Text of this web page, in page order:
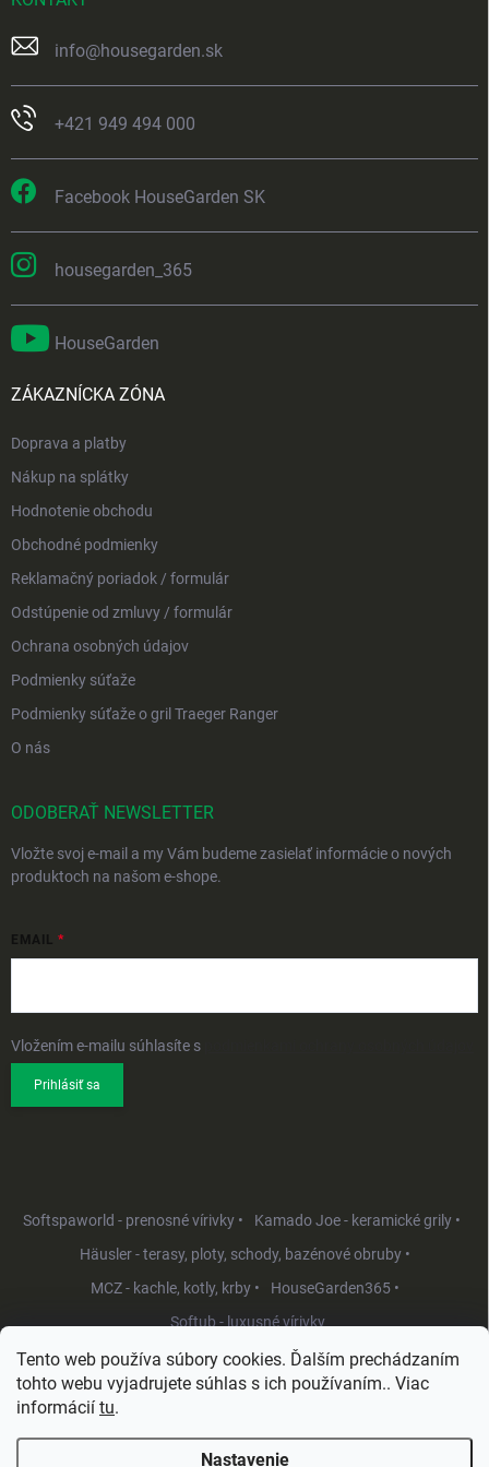
Tento web používa súbory cookies. Ďalším prechádzaním
tohto webu vyjadrujete súhlas s ich používaním.. Viac
informácií tu.
Nastavenie
info@housegarden.sk
+421 949 494 000
Facebook HouseGarden SK
housegarden_365
HouseGarden
ZÁKAZNÍCKA ZÓNA
Doprava a platby
Nákup na splátky
Hodnotenie obchodu
Obchodné podmienky
Reklamačný poriadok / formulár
Odstúpenie od zmluvy / formulár
Ochrana osobných údajov
Podmienky súťaže
Podmienky súťaže o gril Traeger Ranger
O nás
ODOBERAŤ NEWSLETTER
Vložte svoj e-mail a my Vám budeme zasielať informácie o nových
produktoch na našom e-shope.
EMAIL
Vložením e-mailu súhlasíte s
Prihlásiť sa
Softspaworld - prenosné vírivky •
Kamado Joe - keramické grily •
Häusler - terasy, ploty, schody, bazénové obruby •
MCZ - kachle, kotly, krby •
HouseGarden365 •
Softub - luxusné vírivky